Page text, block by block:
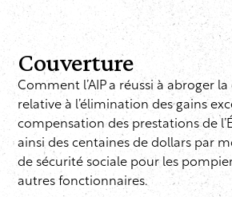
Couverture
Comment l’AIP a réussi à abroger
relative à l’élimination des gains
compensation des prestations de
ainsi des centaines de dollars par
de sécurité sociale pour les
autres fonctionnaires.